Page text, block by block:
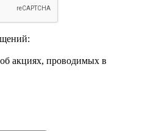
об акциях, проводимых в